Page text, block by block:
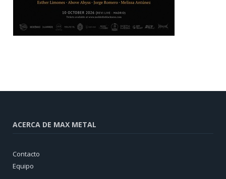
ACERCA DE MAX METAL
Contacto
Equipo